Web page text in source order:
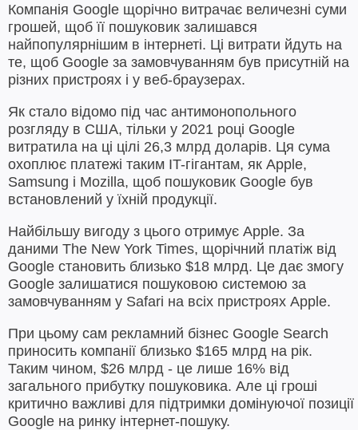
Компанія Google щорічно витрачає величезні суми
грошей, щоб її пошуковик залишався
найпопулярнішим в інтернеті. Ці витрати йдуть на
те, щоб Google за замовчуванням був присутній на
різних пристроях і у веб-браузерах.
Як стало відомо під час антимонопольного
розгляду в США, тільки у 2021 році Google
витратила на ці цілі 26,3 млрд доларів. Ця сума
охоплює платежі таким IT-гігантам, як Apple,
Samsung і Mozilla, щоб пошуковик Google був
встановлений у їхній продукції.
Найбільшу вигоду з цього отримує Apple. За
даними The New York Times, щорічний платіж від
Google становить близько $18 млрд. Це дає змогу
Google залишатися пошуковою системою за
замовчуванням у Safari на всіх пристроях Apple.
При цьому сам рекламний бізнес Google Search
приносить компанії близько $165 млрд на рік.
Таким чином, $26 млрд - це лише 16% від
загального прибутку пошуковика. Але ці гроші
критично важливі для підтримки домінуючої позиції
Google на ринку інтернет-пошуку.